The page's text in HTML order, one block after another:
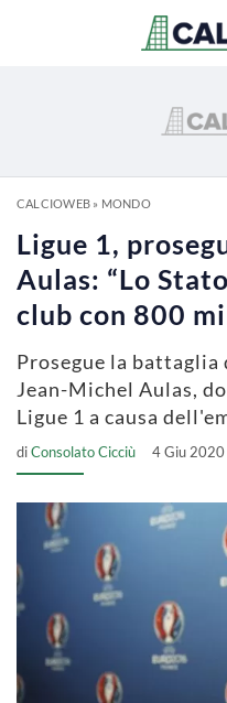
CALCIOWEB» MONDO
Ligue 1,
Aulas: “Lo
club con 800
Prosegue la battaglia
Jean-Michel Aulas,
Ligue 1 a causa
diConsolato Cicciù 4 Giu